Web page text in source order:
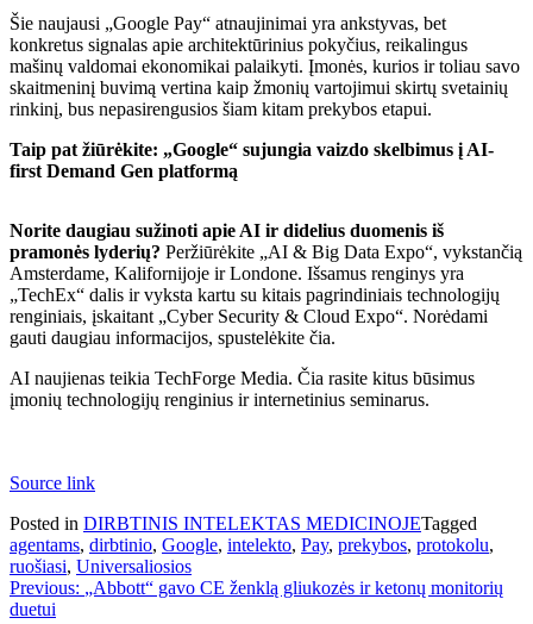
Šie naujausi „Google Pay“ atnaujinimai yra ankstyvas, bet
konkretus signalas apie architektūrinius pokyčius, reikalingus
mašinų valdomai ekonomikai palaikyti. Įmonės, kurios ir toliau savo
skaitmeninį buvimą vertina kaip žmonių vartojimui skirtų svetainių
rinkinį, bus nepasirengusios šiam kitam prekybos etapui.
Taip pat žiūrėkite: „Google“ sujungia vaizdo skelbimus į AI-
first Demand Gen platformą
Norite daugiau sužinoti apie AI ir didelius duomenis iš
pramonės lyderių? Peržiūrėkite „AI & Big Data Expo“, vykstančią
Amsterdame, Kalifornijoje ir Londone. Išsamus renginys yra
„TechEx“ dalis ir vyksta kartu su kitais pagrindiniais technologijų
renginiais, įskaitant „Cyber ​​Security & Cloud Expo“. Norėdami
gauti daugiau informacijos, spustelėkite čia.
AI naujienas teikia TechForge Media. Čia rasite kitus būsimus
įmonių technologijų renginius ir internetinius seminarus.
Source link
Posted in DIRBTINIS INTELEKTAS MEDICINOJETagged
agentams, dirbtinio, Google, intelekto, Pay, prekybos, protokolu,
ruošiasi, Universaliosios
Navigacija
Previous: „Abbott“ gavo CE ženklą gliukozės ir ketonų monitorių
duetui